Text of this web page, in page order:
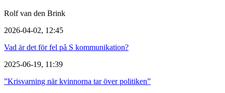
Rolf van den Brink
2026-04-02, 12:45
Vad är det för fel på S kommunikation?
2025-06-19, 11:39
”Krisvarning när kvinnorna tar över politiken”